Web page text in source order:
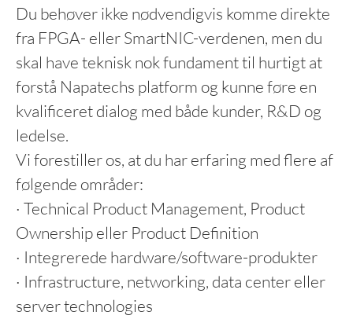
Du behøver ikke nødvendigvis komme direkte
fra FPGA- eller SmartNIC-verdenen, men du
skal have teknisk nok fundament til hurtigt at
forstå Napatechs platform og kunne føre en
kvalificeret dialog med både kunder, R&D og
ledelse.
Vi forestiller os, at du har erfaring med flere af
følgende områder:
· Technical Product Management, Product
Ownership eller Product Definition
· Integrerede hardware/software-produkter
· Infrastructure, networking, data center eller
server technologies